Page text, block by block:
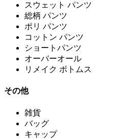
スウェット パンツ
総柄 パンツ
ポリ パンツ
コットン パンツ
ショートパンツ
オーバーオール
リメイク ボトムス
その他
雑貨
バッグ
キャップ